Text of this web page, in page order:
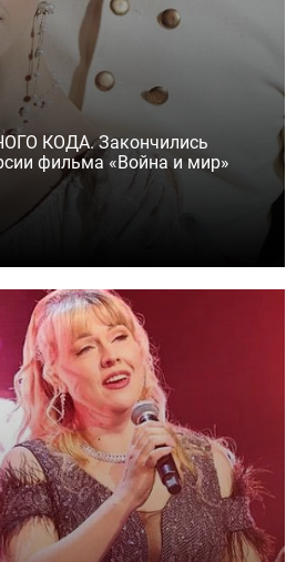
КОДА. Закончились
фильма «Война и мир»